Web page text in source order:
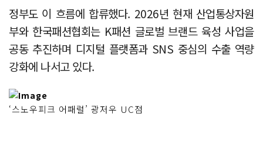
정부도 이 흐름에 합류했다. 2026년 현재 산업통상자원
부와 한국패션협회는 K패션 글로벌 브랜드 육성 사업을
공동 추진하며 디지털 플랫폼과 SNS 중심의 수출 역량
강화에 나서고 있다.
‘스노우피크 어패럴’ 광저우 UC점